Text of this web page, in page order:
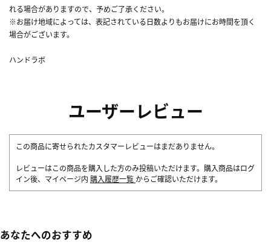
れる場合がありますので、予めご了承ください。
※お届け地域によっては、表記されている日数よりもお届けにお時間を頂く
場合がございます。
ハンドラボ
ユーザーレビュー
この商品に寄せられたカスタマーレビューはまだありません。
レビューはこの商品を購入した方のみ投稿いただけます。購入商品はログ
イン後、マイページ内 購入履歴一覧 からご確認いただけます。
あなたへのおすすめ